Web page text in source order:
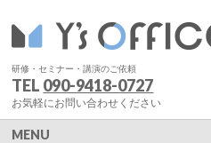
研修・セミナー・講演のご依頼
TEL 090-9418-0727
お気軽にお問い合わせください
MENU